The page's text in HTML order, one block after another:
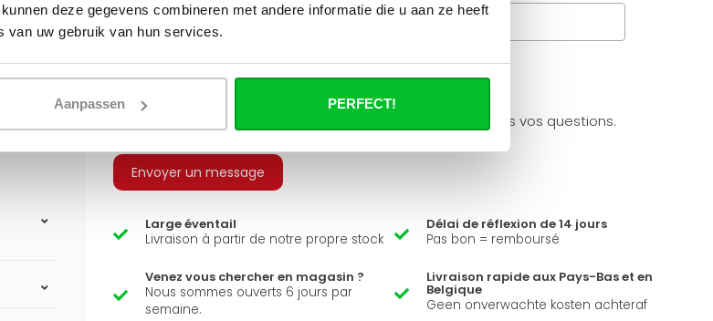
deze gegevens combineren met andere informatie die u aan ze heeft
van uw gebruik van hun services.
Aanpassen PERFECT!
Questions fréquentes
Avez-vous une question à propos de se produit.
Simon est heureux de vous aider et peut répondre à toutes vos questions.
Envoyer un message
Large éventail
Livraison à partir de notre propre stock
Délai de réflexion de 14 jours
Pas bon = remboursé
Venez vous chercher en magasin ?
Nous sommes ouverts 6 jours par
semaine.
Livraison rapide aux Pays-Bas et en
Belgique
Geen onverwachte kosten achteraf